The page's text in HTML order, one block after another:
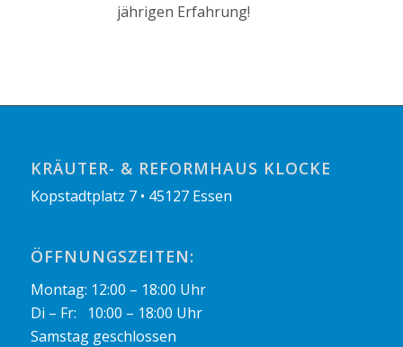
jährigen Erfahrung!
KRÄUTER- & REFORMHAUS KLOCKE
Kopstadtplatz 7 • 45127 Essen
ÖFFNUNGSZEITEN:
Montag: 12:00 – 18:00 Uhr
Di – Fr: 10:00 – 18:00 Uhr
Samstag geschlossen